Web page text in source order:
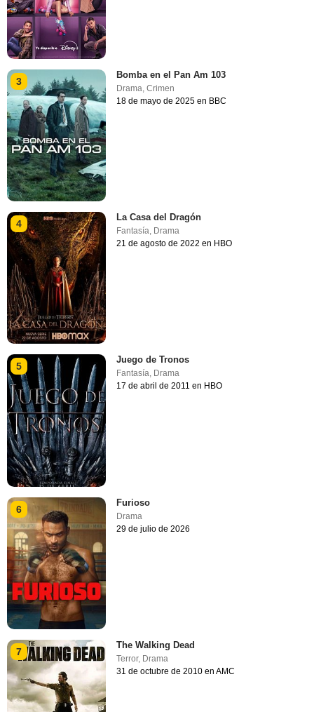
3
Bomba en el Pan Am 103
Drama ,Crimen
18 de mayo de 2025 en BBC
4
La Casa del Dragón
Fantasía, Drama
21 de agosto de 2022 en HBO
5
Juego de Tronos
Fantasía, Drama
17 de abril de 2011 en HBO
6
Furioso
Drama
29 de julio de 2026
7
The Walking Dead
Terror, Drama
31 de octubre de 2010 en AMC